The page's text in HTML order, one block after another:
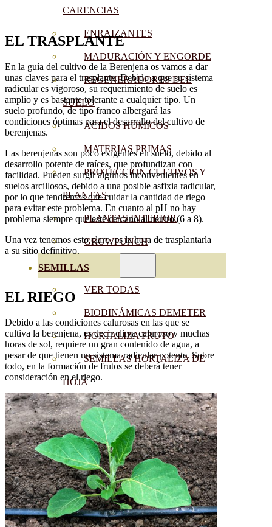
CARENCIAS
ENRAIZANTES
MADURACIÓN Y ENGORDE
REGENERADORES DEL
SUELO
ÁCIDOS HÚMICOS
MATERIAS PRIMAS
PROTECCIÓN CULTIVOS Y
PLANTAS
PLANTAS INTERIOR
GROWPUNCH
SEMILLAS
VER TODAS
BIODINÁMICAS DEMETER
HORTALIZA FRUTO
SEMILLAS HORTALIZA DE
HOJA
SEMILLAS AROMÁTICAS
SEMILLAS FLORES
SEMILLAS FLORES
COMESTIBLES
SEMILLAS TRADICIONALES
SEMILLAS BRASICAS
EL TRASPLANTE
En la guía del cultivo de la Berenjena os vamos a dar
unas claves para el trasplante. Debido a que su sistema
radicular es vigoroso, su requerimiento de suelo es
amplio y es bastante tolerante a cualquier tipo. Un
suelo profundo, de tipo franco albergará las
condiciones óptimas para el desarrollo del cultivo de
berenjenas.
Las berenjenas son poco exigentes en suelo, debido al
desarrollo potente de raíces, que profundizan con
facilidad. Pueden surgir algunos inconvenientes en
suelos arcillosos, debido a una posible asfixia radicular,
por lo que tendremos que cuidar la cantidad de riego
para evitar este problema. En cuanto al pH no hay
problema siempre que esté cercano al neutro (6 a 8).
Una vez tenemos esto claro, es la hora de trasplantarla
a su sitio definitivo.
EL RIEGO
Debido a las condiciones calurosas en las que se
cultiva la berenjena, es decir clima caluroso y muchas
horas de sol, requiere un gran contenido de agua, a
pesar de que tienen un sistema radicular potente. Sobre
todo, en la formación de frutos se deberá tener
consideración en el riego.